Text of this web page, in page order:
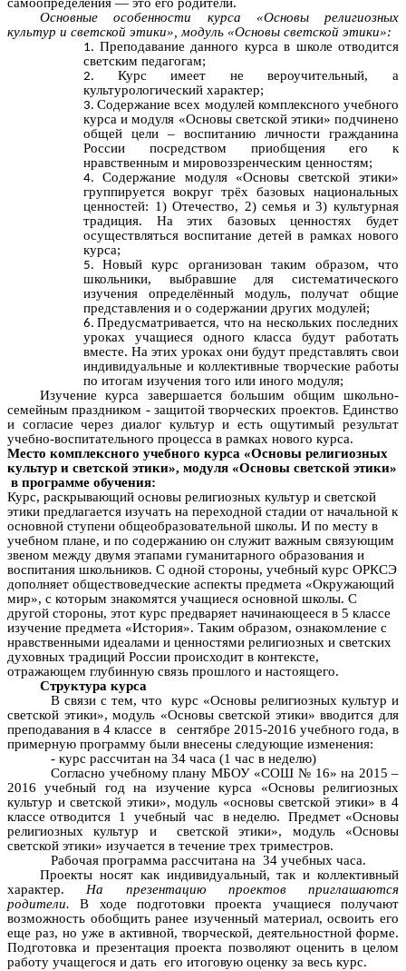
Основные особенности курса «Основы религиозных
культур и светской этики», модуль «Основы светской этики»:
Преподавание данного курса в школе отводится
светским педагогам;
Курс имеет не вероучительный, а
культурологический характер;
Содержание всех модулей комплексного учебного
курса и модуля «Основы светской этики» подчинено
общей цели – воспитанию личности гражданина
России посредством приобщения его к
нравственным и мировоззренческим ценностям;
Содержание модуля «Основы светской этики»
группируется вокруг трёх базовых национальных
ценностей: 1) Отечество, 2) семья и 3) культурная
традиция. На этих базовых ценностях будет
осуществляться воспитание детей в рамках нового
курса;
Новый курс организован таким образом, что
школьники, выбравшие для систематического
изучения определённый модуль, получат общие
представления и о содержании других модулей;
Предусматривается, что на нескольких последних
уроках учащиеся одного класса будут работать
вместе. На этих уроках они будут представлять свои
индивидуальные и коллективные творческие работы
по итогам изучения того или иного модуля;
Изучение курса завершается большим общим школьно-
семейным праздником - защитой творческих проектов. Единство
и согласие через диалог культур и есть ощутимый результат
учебно-воспитательного процесса в рамках нового курса.
Место комплексного учебного курса «Основы религиозных
культур и светской этики», модуля «Основы светской этики»
в программе обучения:
Курс, раскрывающий основы религиозных культур и светской
этики предлагается изучать на переходной стадии от начальной к
основной ступени общеобразовательной школы. И по месту в
учебном плане, и по содержанию он служит важным связующим
звеном между двумя этапами гуманитарного образования и
воспитания школьников. С одной стороны, учебный курс ОРКСЭ
дополняет обществоведческие аспекты предмета «Окружающий
мир», с которым знакомятся учащиеся основной школы. С
другой стороны, этот курс предваряет начинающееся в 5 классе
изучение предмета «История». Таким образом, ознакомление с
нравственными идеалами и ценностями религиозных и светских
духовных традиций России происходит в контексте,
отражающем глубинную связь прошлого и настоящего.
Структура курса
В связи с тем, что курс «Основы религиозных культур и
светской этики», модуль «Основы светской этики» вводится для
преподавания в 4 классе в сентябре 2015-2016 учебного года, в
примерную программу были внесены следующие изменения:
- курс рассчитан на 34 часа (1 час в неделю)
Согласно учебному плану МБОУ «СОШ № 16» на 2015 –
2016 учебный год на изучение курса «Основы религиозных
культур и светской этики», модуль «основы светской этики» в 4
классе отводится 1 учебный час в неделю. Предмет «Основы
религиозных культур и светской этики», модуль «Основы
светской этики» изучается в течение трех триместров.
Рабочая программа рассчитана на 34 учебных часа.
Проекты носят как индивидуальный, так и коллективный
характер. На презентацию проектов приглашаются
родители. В ходе подготовки проекта учащиеся получают
возможность обобщить ранее изученный материал, освоить его
еще раз, но уже в активной, творческой, деятельностной форме.
Подготовка и презентация проекта позволяют оценить в целом
работу учащегося и дать его итоговую оценку за весь курс.